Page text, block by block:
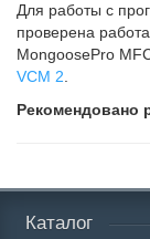
Для работы с
проверена
MongoosePro
VCM 2
Рекомендовано
Каталог